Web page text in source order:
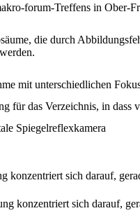
forum-Treffens in Ober-
die durch
mit unterschiedlichen
für das Verzeichnis, in dass
Spiegelreflexkamera
konzentriert sich darauf,
konzentriert sich darauf,